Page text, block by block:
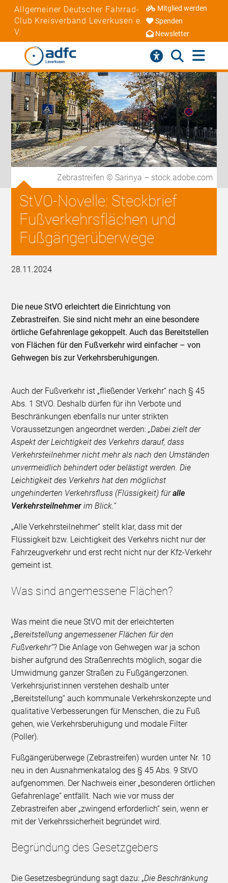
Allgemeiner Deutscher Fahrrad-
Club Kreisverband Leverkusen e.
V.
Mitglied werden
Spenden
Newsletter
Zebrastreifen © Sarinya – stock.adobe.com
StVO-Novelle: Steckbrief
Fußverkehrsflächen und
Fußgängerüberwege
28.11.2024
Die neue StVO erleichtert die Einrichtung von
Zebrastreifen. Sie sind nicht mehr an eine besondere
örtliche Gefahrenlage gekoppelt. Auch das Bereitstellen
von Flächen für den Fußverkehr wird einfacher – von
Gehwegen bis zur Verkehrsberuhigungen.
Auch der Fußverkehr ist „fließender Verkehr“ nach § 45
Abs. 1 StVO. Deshalb dürfen für ihn Verbote und
Beschränkungen ebenfalls nur unter strikten
Voraussetzungen angeordnet werden:„Dabei zielt der
Aspekt der Leichtigkeit des Verkehrs darauf, dass
Verkehrsteilnehmer nicht mehr als nach den Umständen
unvermeidlich behindert oder belästigt werden. Die
Leichtigkeit des Verkehrs hat den möglichst
ungehinderten Verkehrsfluss (Flüssigkeit) füralle
Verkehrsteilnehmer im Blick.“
„Alle Verkehrsteilnehmer“ stellt klar, dass mit der
Flüssigkeit bzw. Leichtigkeit des Verkehrs nicht nur der
Fahrzeugverkehr und erst recht nicht nur der Kfz-Verkehr
gemeint ist.
Was sind angemessene Flächen?
Was meint die neue StVO mit der erleichterten
„Bereitstellung angemessener Flächen für den
Fußverkehr“? Die Anlage von Gehwegen war ja schon
bisher aufgrund des Straßenrechts möglich, sogar die
Umwidmung ganzer Straßen zu Fußgängerzonen.
Verkehrsjurist:innen verstehen deshalb unter
„Bereitstellung“ auch kommunale Verkehrskonzepte und
qualitative Verbesserungen für Menschen, die zu Fuß
gehen, wie Verkehrsberuhigung und modale Filter
(Poller).
Fußgängerüberwege (Zebrastreifen) wurden unter Nr. 10
neu in den Ausnahmenkatalog des § 45 Abs. 9 StVO
aufgenommen. Der Nachweis einer „besonderen örtlichen
Gefahrenlage“ entfällt. Nach wie vor muss der
Zebrastreifen aber „zwingend erforderlich“ sein, wenn er
mit der Verkehrssicherheit begründet wird.
Begründung des Gesetzgebers
Die Gesetzesbegründung sagt dazu: „Die Beschränkung